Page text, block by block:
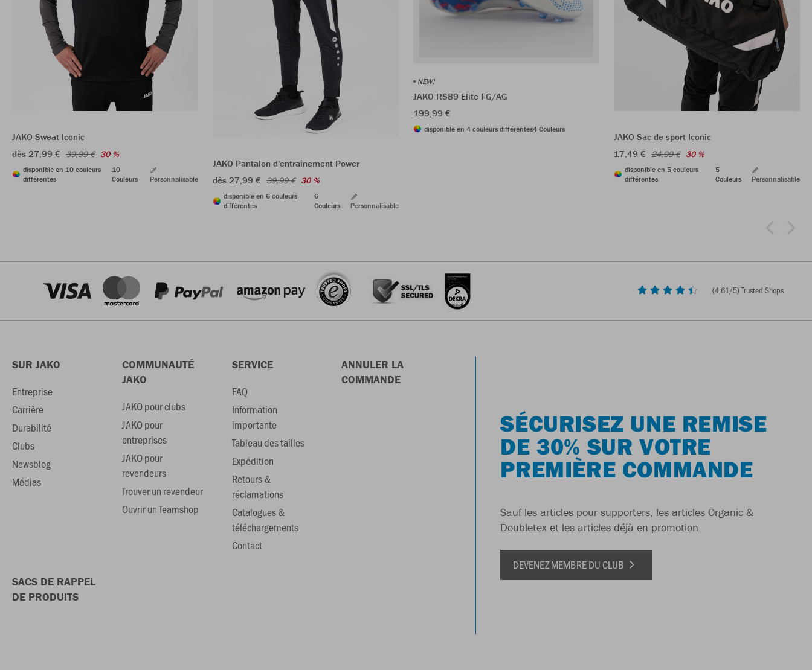
JAKO Sweat Iconic
dès 27,99 € 39,99 € 30 %
disponible en 10 couleurs
différentes
10
Couleurs
Personnalisable
JAKO Pantalon d'entraînement Power
dès 27,99 € 39,99 € 30 %
disponible en 6 couleurs
différentes
6
Couleurs
Personnalisable
NEW!
JAKO RS89 Elite FG/AG
199,99 €
disponible en 4 couleurs différentes4 Couleurs
JAKO Sac de sport Iconic
17,49 € 24,99 € 30 %
disponible en 5 couleurs
différentes
5
Couleurs
Personnalisable
(4,61/5) Trusted Shops
SUR JAKO
Entreprise
Carrière
Durabilité
Clubs
Newsblog
Médias
COMMUNAUTÉ
JAKO
JAKO pour clubs
JAKO pour
entreprises
JAKO pour
revendeurs
Trouver un revendeur
Ouvrir un Teamshop
SERVICE
FAQ
Information
importante
Tableau des tailles
Expédition
Retours &
réclamations
Catalogues &
téléchargements
Contact
ANNULER LA
COMMANDE
SACS DE RAPPEL
DE PRODUITS
SÉCURISEZ UNE REMISE
DE 30% SUR VOTRE
PREMIÈRE COMMANDE
Sauf les articles pour supporters, les articles Organic &
Doubletex et les articles déjà en promotion
DEVENEZ MEMBRE DU CLUB